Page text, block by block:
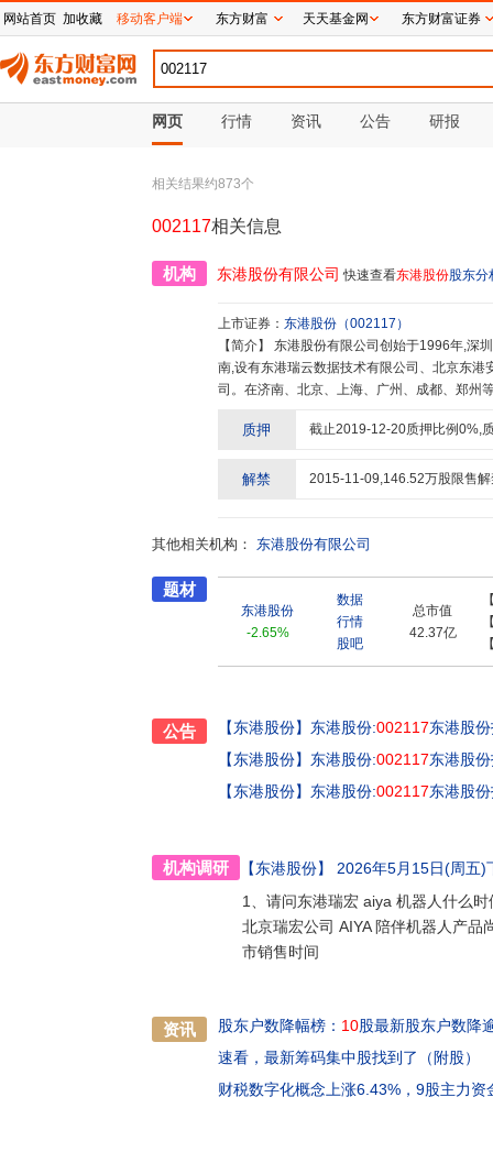
网页 行情 资讯 公告 研报
相关结果约873个
002117相关信息
机构 东港股份有限公司 快速查看东港股份股东分
上市证券： 东港股份 （002117 ）
【简介】
南,设有东港瑞云数据技术有限公司、北京东
司。在济南、北京、上海、广州、成都、郑州
络。专注于为政府机关、事业单位、银行、
先的企业。东港企业社会责任理念:“着眼于未
质押 截止2019-12-20质押比例0%,
解禁 2015-11-09,146.52万股限售
其他相关机构： 东港股份有限公司
题材
东港股份
-2.65%
数据
行情
股吧
总市值
42.37亿
公告 【东港股份】 东港股份:002117东港股
【东港股份】 东港股份:002117东港股
【东港股份】 东港股份:002117东港股
机构调研 【东港股份】
2026年5月15日(周五)
1、请问东港瑞宏 aiya 机器人什么
北京瑞宏公司 AIYA 陪伴机器人产
市销售时间
资讯 股东户数降幅榜： 10股最新股东户数降
速看，最新筹码集中股找到了（附股）
财税数字化概念上涨6.43%，9股主力资
网站首页 加收藏 移动客户端 东方财富 天天基金网 东方财富证券